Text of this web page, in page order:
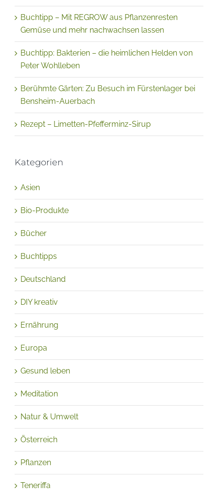
Buchtipp – Mit REGROW aus Pflanzenresten
Gemüse und mehr nachwachsen lassen
Buchtipp: Bakterien – die heimlichen Helden von
Peter Wohlleben
Berühmte Gärten: Zu Besuch im Fürstenlager bei
Bensheim-Auerbach
Rezept – Limetten-Pfefferminz-Sirup
Kategorien
Asien
Bio-Produkte
Bücher
Buchtipps
Deutschland
DIY kreativ
Ernährung
Europa
Gesund leben
Meditation
Natur & Umwelt
Österreich
Pflanzen
Teneriffa